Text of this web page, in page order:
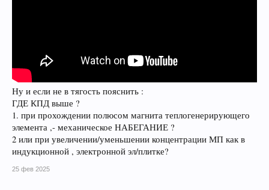
Ну и если не в тягость пояснить :
ГДЕ КПД выше ?
1. при прохождении полюсом магнита теплогенерирующего
элемента ,- механическое НАБЕГАНИЕ ?
2 или при увеличении/уменьшении концентрации МП как в
индукционной , электронной эл/плитке?
25 фев 2025